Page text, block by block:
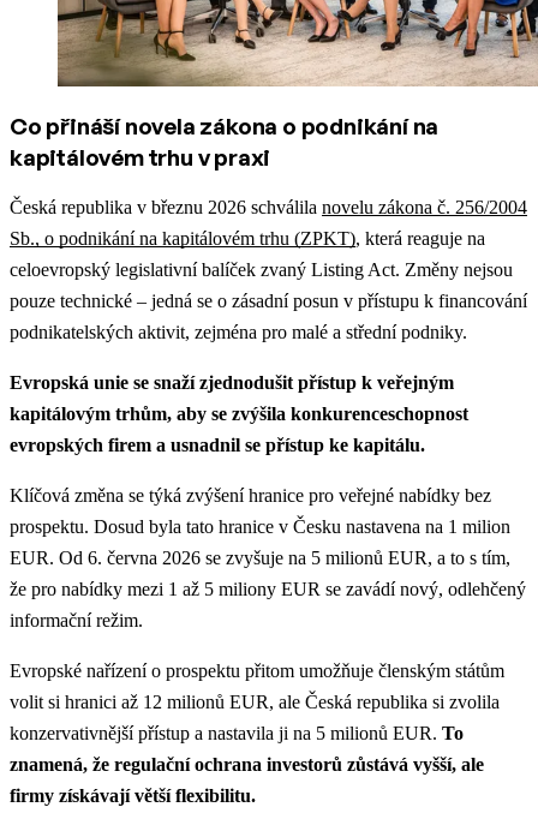
Co přináší novela zákona o podnikání na
kapitálovém trhu v praxi
Česká republika v březnu 2026 schválila novelu zákona č. 256/2004
Sb., o podnikání na kapitálovém trhu (ZPKT), která reaguje na
celoevropský legislativní balíček zvaný Listing Act. Změny nejsou
pouze technické – jedná se o zásadní posun v přístupu k financování
podnikatelských aktivit, zejména pro malé a střední podniky.
Evropská unie se snaží zjednodušit přístup k veřejným
kapitálovým trhům, aby se zvýšila konkurenceschopnost
evropských firem a usnadnil se přístup ke kapitálu.
Klíčová změna se týká zvýšení hranice pro veřejné nabídky bez
prospektu. Dosud byla tato hranice v Česku nastavena na 1 milion
EUR. Od 6. června 2026 se zvyšuje na 5 milionů EUR, a to s tím,
že pro nabídky mezi 1 až 5 miliony EUR se zavádí nový, odlehčený
informační režim.
Evropské nařízení o prospektu přitom umožňuje členským státům
volit si hranici až 12 milionů EUR, ale Česká republika si zvolila
konzervativnější přístup a nastavila ji na 5 milionů EUR. To
znamená, že regulační ochrana investorů zůstává vyšší, ale
firmy získávají větší flexibilitu.